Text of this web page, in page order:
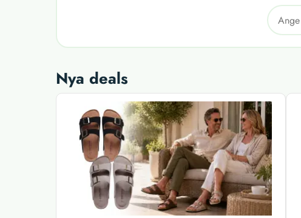
Nya deals